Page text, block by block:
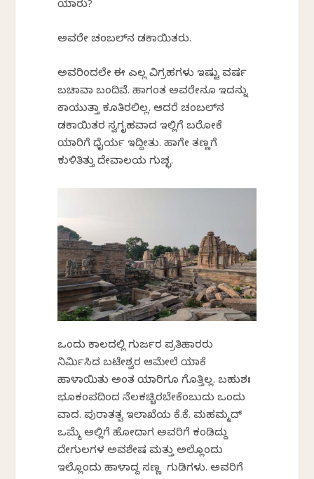
ಯಾರು?
ಅವರೇ ಚಂಬಲ್‌ನ ಡಕಾಯಿತರು.
ಅವರಿಂದಲೇ ಈ ಎಲ್ಲ ವಿಗ್ರಹಗಳು ಇಷ್ಟು ವರ್ಷ
ಬಚಾವಾಗಿ ಬಂದಿವೆ. ಹಾಗಂತ ಅವರೇನೂ ಇದನ್ನು
ಕಾಯುತ್ತಾ ಕೂತಿರಲಿಲ್ಲ. ಆದರೆ ಚಂಬಲ್‌ನ
ಡಕಾಯಿತರ ಸ್ವಗೃಹವಾದ ಇಲ್ಲಿಗೆ ಬರೋಕೆ
ಯಾರಿಗೆ ಧೈರ್ಯ ಇದ್ದೀತು. ಹಾಗೇ ತಣ್ಣಗೆ
ಕುಳಿತಿತ್ತು ದೇವಾಲಯ ಗುಚ್ಛ.
ಒಂದು ಕಾಲದಲ್ಲಿ ಗುರ್ಜರ ಪ್ರತಿಹಾರರು
ನಿರ್ಮಿಸಿದ ಬಟೇಶ್ವರ ಆಮೇಲೆ ಯಾಕೆ
ಹಾಳಾಯಿತು ಅಂತ ಯಾರಿಗೂ ಗೊತ್ತಿಲ್ಲ. ಬಹುಶಃ
ಭೂಕಂಪದಿಂದ ನೆಲಕಚ್ಚಿರಬೇಕೆಂಬುದು ಒಂದು
ವಾದ. ಪುರಾತತ್ವ ಇಲಾಖೆಯ ಕೆ.ಕೆ. ಮಹಮ್ಮದ್‌
ಒಮ್ಮೆ ಅಲ್ಲಿಗೆ ಹೋದಾಗ ಅವರಿಗೆ ಕಂಡಿದ್ದು
ದೇಗುಲಗಳ ಅವಶೇಷ ಮತ್ತು ಅಲ್ಲೊಂದು
ಇಲ್ಲೊಂದು ಹಾಳಾಗಿದ್ದ ಸಣ್ಣ ಗುಡಿಗಳು. ಅವರಿಗೆ